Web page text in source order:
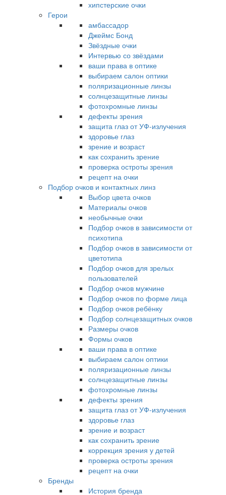
хипстерские очки
Герои
амбассадор
Джеймс Бонд
Звёздные очки
Интервью со звёздами
ваши права в оптике
выбираем салон оптики
поляризационные линзы
солнцезащитные линзы
фотохромные линзы
дефекты зрения
защита глаз от УФ-излучения
здоровье глаз
зрение и возраст
как сохранить зрение
проверка остроты зрения
рецепт на очки
Подбор очков и контактных линз
Выбор цвета очков
Материалы очков
необычные очки
Подбор очков в зависимости от
психотипа
Подбор очков в зависимости от
цветотипа
Подбор очков для зрелых
пользователей
Подбор очков мужчине
Подбор очков по форме лица
Подбор очков ребёнку
Подбор солнцезащитных очков
Размеры очков
Формы очков
ваши права в оптике
выбираем салон оптики
поляризационные линзы
солнцезащитные линзы
фотохромные линзы
дефекты зрения
защита глаз от УФ-излучения
здоровье глаз
зрение и возраст
как сохранить зрение
коррекция зрения у детей
проверка остроты зрения
рецепт на очки
Бренды
История бренда